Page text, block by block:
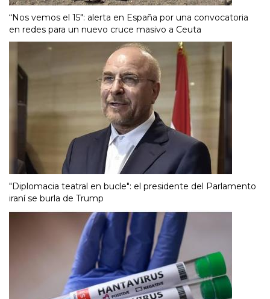
“Nos vemos el 15″: alerta en España por una convocatoria
en redes para un nuevo cruce masivo a Ceuta
"Diplomacia teatral en bucle": el presidente del Parlamento
iraní se burla de Trump